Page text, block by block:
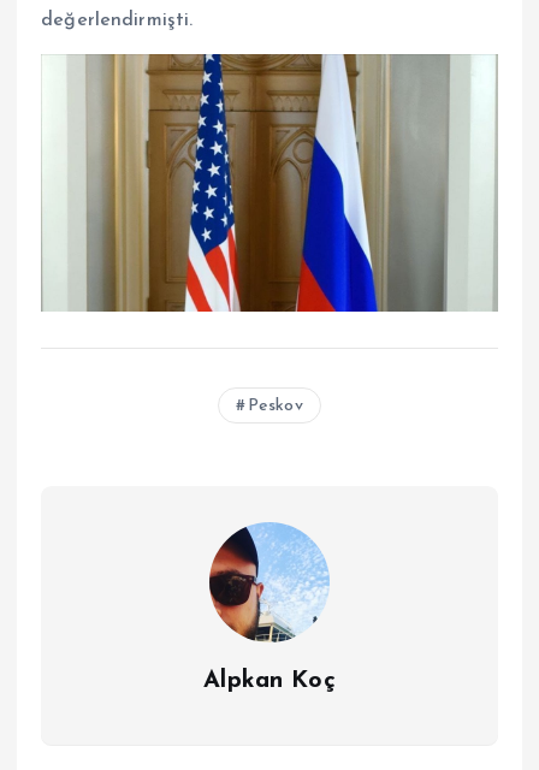
değerlendirmişti.
Peskov
Alpkan Koç